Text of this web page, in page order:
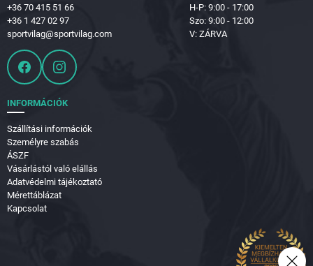
+36 70 415 51 66
+36 1 427 02 97
sportvilag@sportvilag.com
H-P: 9:00 - 17:00
Szo: 9:00 - 12:00
V: ZÁRVA
INFORMÁCIÓK
Szállítási információk
Személyre szabás
ÁSZF
Vásárlástól való elállás
Adatvédelmi tájékoztató
Mérettáblázat
Kapcsolat